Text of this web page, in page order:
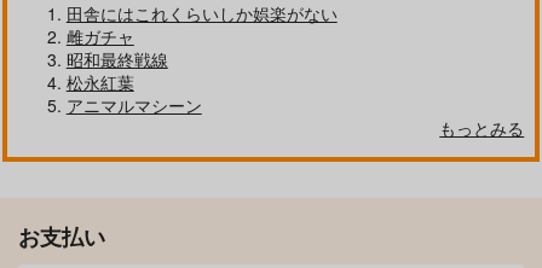
田舎にはこれくらいしか娯楽がない
雌ガチャ
昭和最終戦線
松永紅葉
アニマルマシーン
もっとみる
お支払い